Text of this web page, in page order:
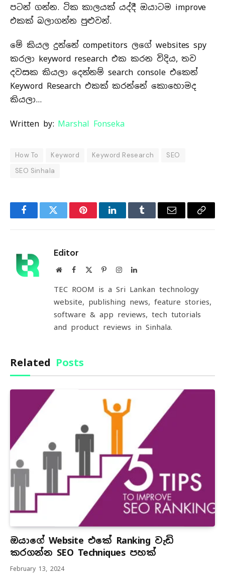
පටන් ගන්න. ටික කාලයක් යද්දී ඔයාටම improve
එකක් බලාගන්න පුළුවන්.
මේ කියල දුන්නේ competitors ලගේ websites spy
කරලා keyword research එක කරන විදිය, තව
දවසක කියලා දෙන්නම් search console එකෙන්
Keyword Research එකක් කරන්නේ කොහොමද
කියලා…
Written by: Marshal Fonseka
How To Keyword Keyword Research
SEO
SEO Sinhala
FacebookTwitter PinterestLinkedInTumblr Email
Copy
Editor
WebsiteFacebook PinterestInstagramLinkedIn
TEC ROOM is a Sri Lankan technology
website, publishing news, feature stories,
software & app reviews, tech tutorials
and product reviews in Sinhala.
Related Posts
ඔයාගේ Website එකේ Ranking වැඩි
කරගන්න SEO Techniques පහක්
February 13, 2024